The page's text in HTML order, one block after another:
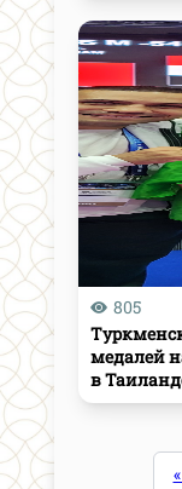
805
медалей
в